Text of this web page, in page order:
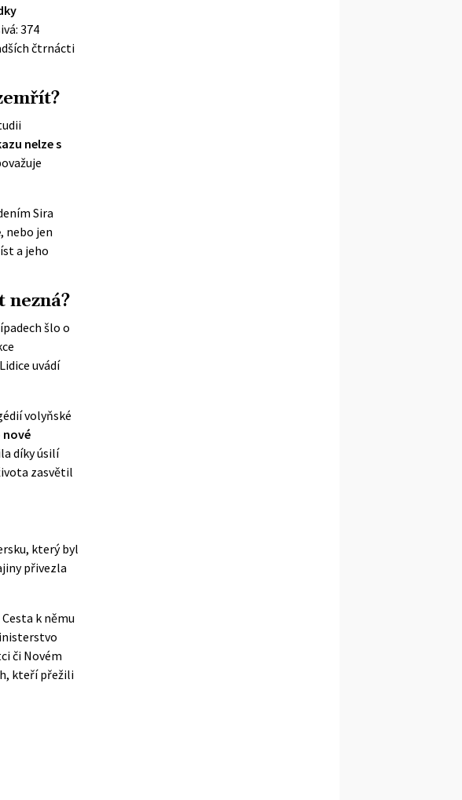
374
čtrnácti
nelze s
Sira
, nebo jen
a jeho
nezná?
šlo o
uvádí
volyňské
nové
díky úsilí
zasvětil
který byl
přivezla
k němu
či Novém
kteří přežili